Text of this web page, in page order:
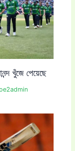
খুঁজে পেয়েছে